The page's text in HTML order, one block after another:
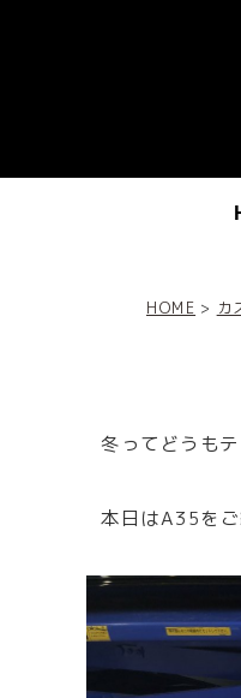
HOME カ
冬ってどうも
本日はA35をご